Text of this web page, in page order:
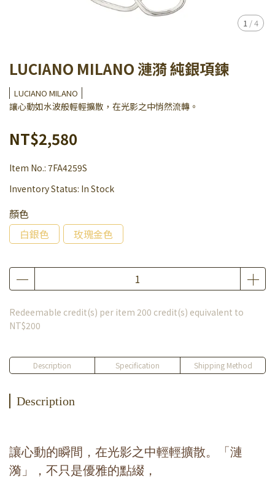
1 /4
LUCIANO MILANO 漣漪 純銀項鍊
LUCIANO MILANO
讓心動如水波般輕輕擴散，在光影之中悄然流轉。
NT$2,580
Item No.: 7FA4259S
Inventory Status: In Stock
顏色
白銀色
玫瑰金色
Redeemable credit(s) per item 200 credit(s) equivalent to
NT$200
Description Specification Shipping Method
Description
讓心動的瞬間，在光影之中輕輕擴散。「漣
漪」，不只是優雅的點綴，